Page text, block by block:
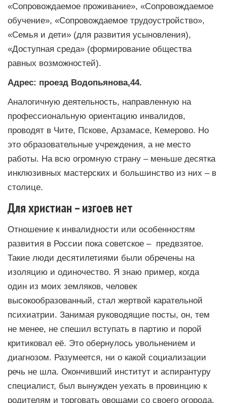
«Сопровождаемое проживание», «Сопровождаемое
обучение», «Сопровождаемое трудоустройство»,
«Семья и дети» (для развития усыновления),
«Доступная среда» (формирование общества
равных возможностей).
Адрес: проезд Водопьянова,44.
Аналогичную деятельность, направленную на
профессиональную ориентацию инвалидов,
проводят в Чите, Пскове, Арзамасе, Кемерово. Но
это образовательные учреждения, а не место
работы. На всю огромную страну – меньше десятка
инклюзивных мастерских и большинство из них – в
столице.
Для христиан – изгоев нет
Отношение к инвалидности или особенностям
развития в России пока советское – предвзятое.
Такие люди десятилетиями были обречены на
изоляцию и одиночество. Я знаю пример, когда
один из моих земляков, человек
высокообразованный, стал жертвой карательной
психиатрии. Занимая руководящие посты, он, тем
не менее, не спешил вступать в партию и порой
критиковал её. Это обернулось увольнением и
диагнозом. Разумеется, ни о какой социализации
речь не шла. Окончивший институт и аспирантуру
специалист, был вынужден уехать в провинцию к
родителям и торговать овощами со своего огорода.